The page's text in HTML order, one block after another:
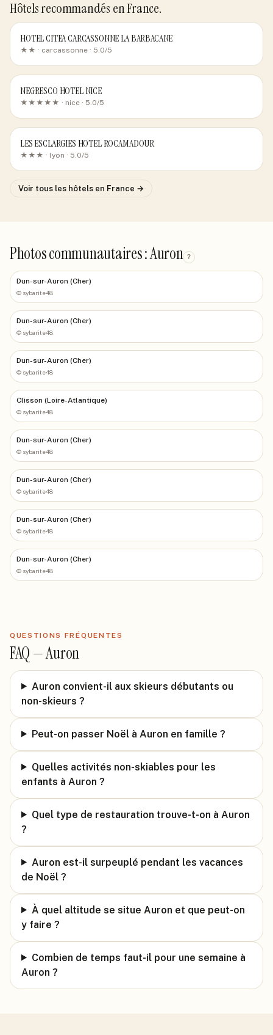
Hôtels recommandés en France.
HOTEL CITEA CARCASSONNE LA BARBACANE
★★ · carcassonne · 5.0/5
NEGRESCO HOTEL NICE
★★★★★ · nice · 5.0/5
LES ESCLARGIES HOTEL ROCAMADOUR
★★★ · lyon · 5.0/5
Voir tous les hôtels en France →
Photos communautaires : Auron ?
Dun-sur-Auron (Cher)
© sybarite48
Dun-sur-Auron (Cher)
© sybarite48
Dun-sur-Auron (Cher)
© sybarite48
Clisson (Loire-Atlantique)
© sybarite48
Dun-sur-Auron (Cher)
© sybarite48
Dun-sur-Auron (Cher)
© sybarite48
Dun-sur-Auron (Cher)
© sybarite48
Dun-sur-Auron (Cher)
© sybarite48
QUESTIONS FRÉQUENTES
FAQ —Auron
Auron convient-il aux skieurs débutants ou
non-skieurs ?
Peut-on passer Noël à Auron en famille ?
Quelles activités non-skiables pour les
enfants à Auron ?
Quel type de restauration trouve-t-on à Auron
?
Auron est-il surpeuplé pendant les vacances
de Noël ?
À quel altitude se situe Auron et que peut-on
y faire ?
Combien de temps faut-il pour une semaine à
Auron ?